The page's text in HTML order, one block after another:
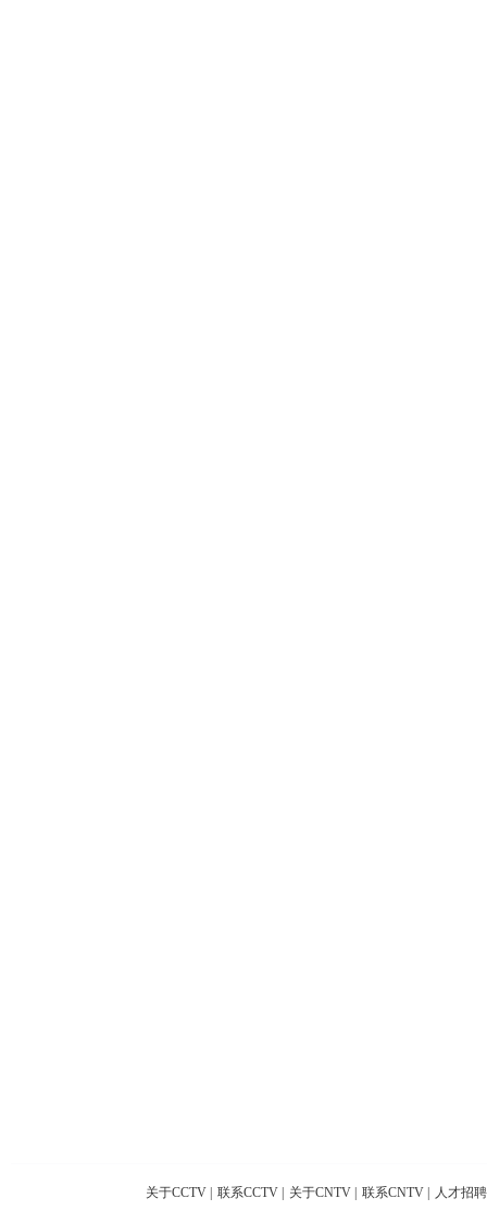
关于CCTV 联系CCTV 关于CNTV 联系CNTV 人才招聘